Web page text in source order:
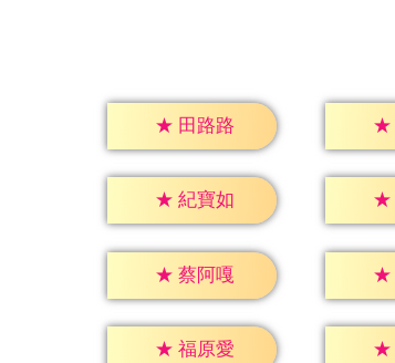
★ 田路路 ★
★ 紀寶如 ★
★ 蔡阿嘎 ★
★ 福原愛 ★